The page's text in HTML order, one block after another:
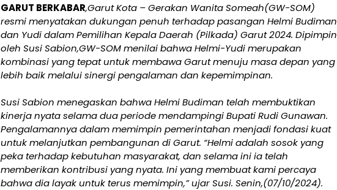
GARUT BERKABAR,Garut Kota – Gerakan Wanita Someah(GW-SOM)
resmi menyatakan dukungan penuh terhadap pasangan Helmi Budiman
dan Yudi dalam Pemilihan Kepala Daerah (Pilkada) Garut 2024. Dipimpin
oleh Susi Sabion,GW-SOM menilai bahwa Helmi-Yudi merupakan
kombinasi yang tepat untuk membawa Garut menuju masa depan yang
lebih baik melalui sinergi pengalaman dan kepemimpinan.
Susi Sabion menegaskan bahwa Helmi Budiman telah membuktikan
kinerja nyata selama dua periode mendampingi Bupati Rudi Gunawan.
Pengalamannya dalam memimpin pemerintahan menjadi fondasi kuat
untuk melanjutkan pembangunan di Garut. “Helmi adalah sosok yang
peka terhadap kebutuhan masyarakat, dan selama ini ia telah
memberikan kontribusi yang nyata. Ini yang membuat kami percaya
bahwa dia layak untuk terus memimpin,” ujar Susi. Senin,(07/10/2024).